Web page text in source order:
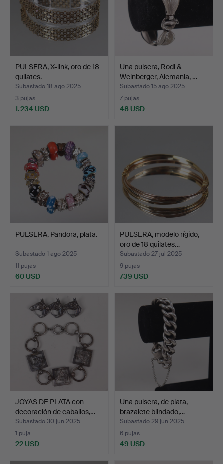
PULSERA, X-link, oro de 18
quilates.
Subastado 18 ago 2025
3 pujas
1.234 USD
Una pulsera, Rodi &
Weinberger, Alemania, …
Subastado 15 ago 2025
7 pujas
48 USD
PULSERA, Pandora, plata.
Subastado 1 ago 2025
11 pujas
60 USD
PULSERA, modelo rígido,
oro de 18 quilates…
Subastado 27 jul 2025
9 pujas
739 USD
JOYAS DE PLATA con
decoración de caballos,…
Subastado 30 jun 2025
1 puja
22 USD
Una pulsera, de plata,
brazalete blindado,…
Subastado 29 jun 2025
6 pujas
49 USD